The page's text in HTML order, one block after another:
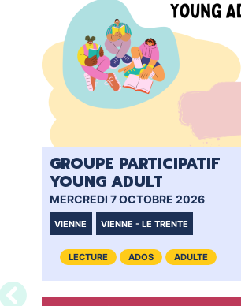
GROUPE PARTICIPATIF
YOUNG ADULT
MERCREDI 7 OCTOBRE 2026
VIENNE VIENNE - LE TRENTE
LECTURE ADOS ADULTE